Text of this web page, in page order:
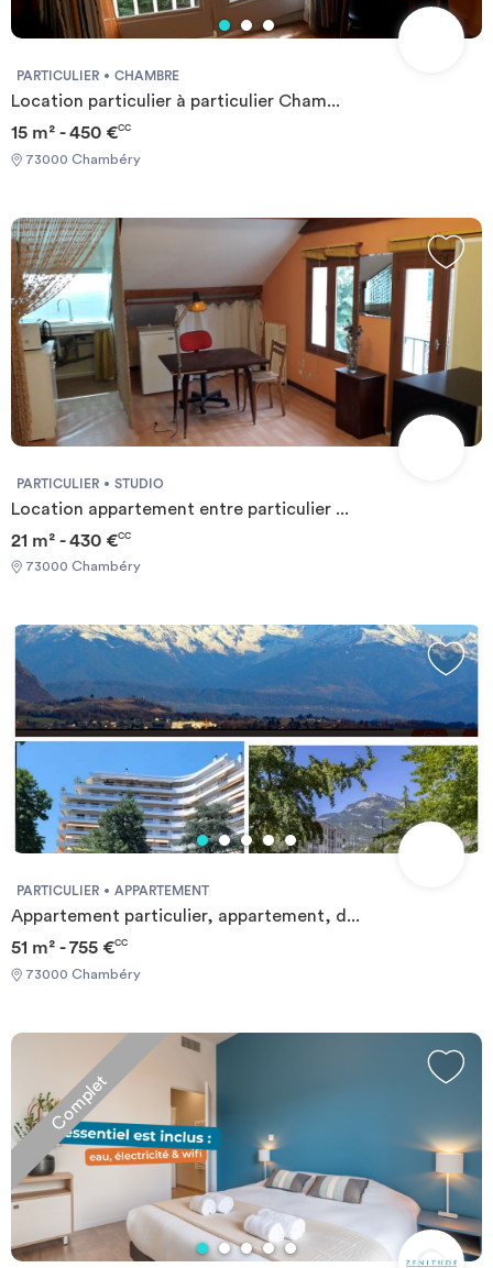
PARTICULIER CHAMBRE
Location particulier à particulier Cham...
15 m² - 450 €CC
73000 Chambéry
PARTICULIER STUDIO
Location appartement entre particulier ...
21 m² - 430 €CC
73000 Chambéry
PARTICULIER APPARTEMENT
Appartement particulier, appartement, d...
51 m² - 755 €CC
73000 Chambéry
Complet